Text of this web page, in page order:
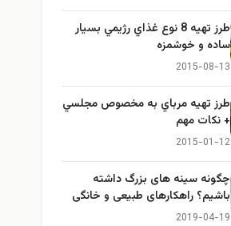
طرز تهيه 8 نوع غذاي رژيمي بسيار
ساده و خوشمزه
2015-08-13
طرز تهيه مرباي به مخصوص مجلسي
+ نكات مهم
2015-01-12
چگونه سینه های بزرگ داشته
باشیم؟ راهکارهای طبیعی و خانگی
برای بزرگ کردن سینه
2019-04-19